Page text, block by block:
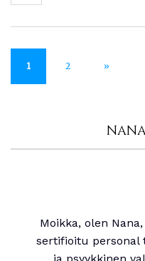
1 2 »
Moikka, olen
sertifioitu personal